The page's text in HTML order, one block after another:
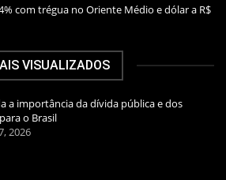
com trégua no Oriente Médio e dólar a R$
VISUALIZADOS
a importância da dívida pública e dos
o Brasil
2026